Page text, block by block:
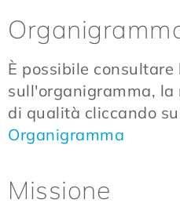
È possibile consultare
sull'organigramma, la
di qualità cliccando
Organigramma
Missione